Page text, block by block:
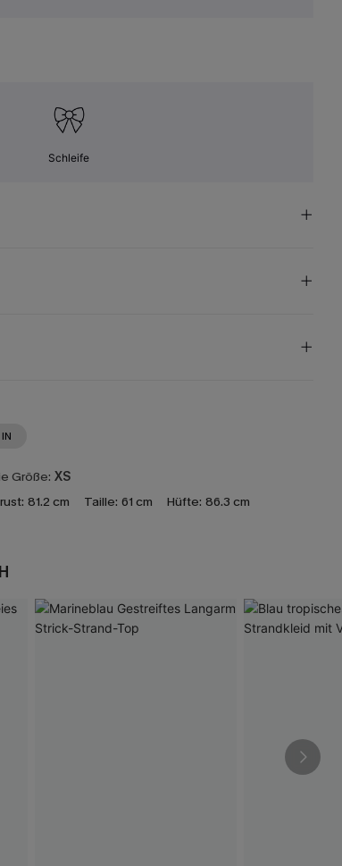
Schleife
IN
Größe: XS
81.2 cm Taille: 61 cm Hüfte: 86.3 cm